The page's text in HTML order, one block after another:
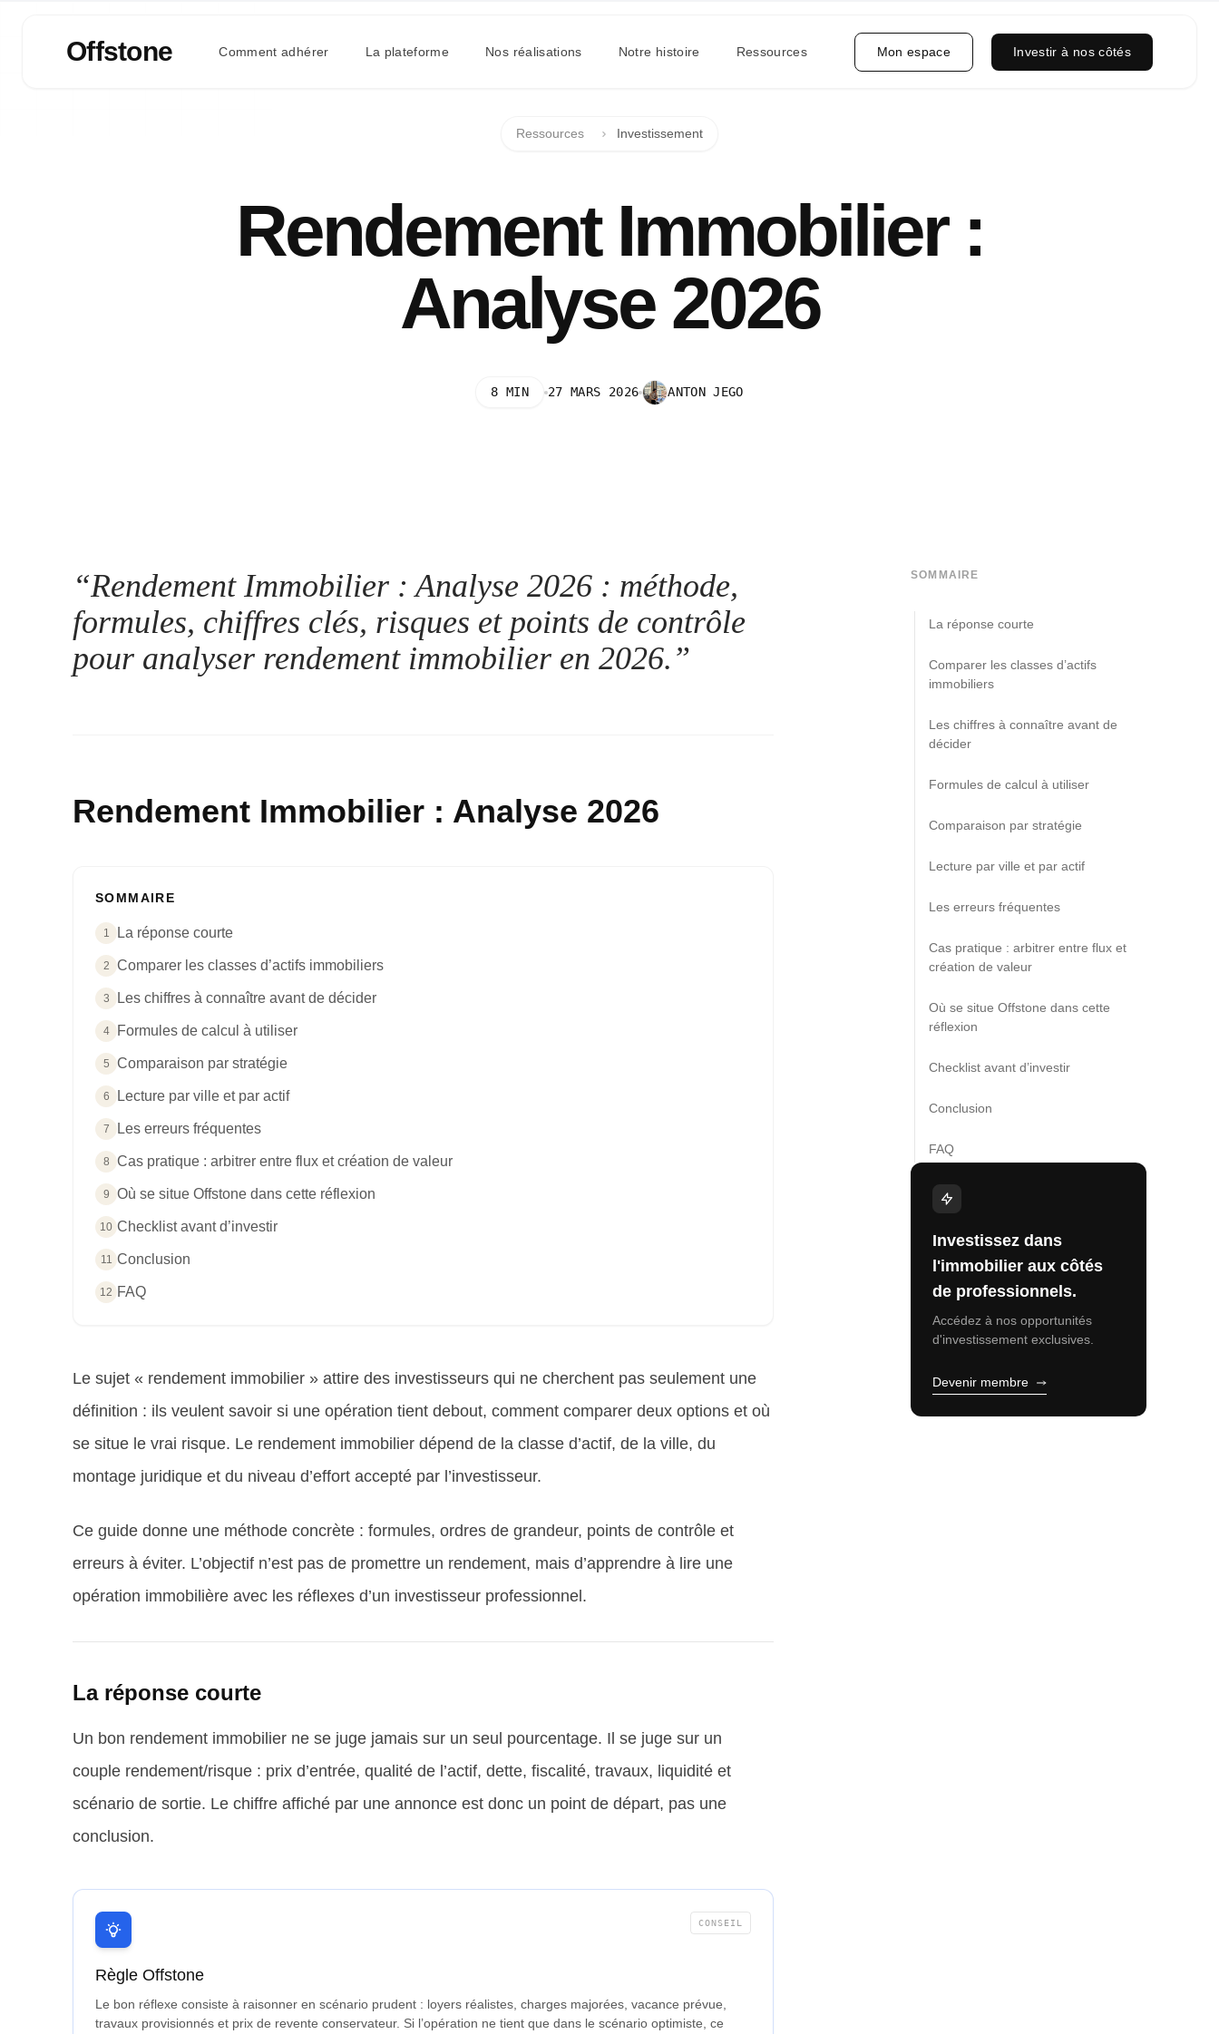
Offstone Comment adhérer La plateforme Nos réalisations Notre histoire Ressources Mon espace Investir à nos côtés
Ressources Investissement
Rendement Immobilier :
Analyse 2026
8 MIN 27 MARS 2026 ANTON JEGO
“Rendement Immobilier : Analyse 2026 : méthode,
formules, chiffres clés, risques et points de contrôle
pour analyser rendement immobilier en 2026. ”
Rendement Immobilier : Analyse 2026
SOMMAIRE
1 La réponse courte
2 Comparer les classes d’actifs immobiliers
3 Les chiffres à connaître avant de décider
4 Formules de calcul à utiliser
5 Comparaison par stratégie
6 Lecture par ville et par actif
7 Les erreurs fréquentes
8 Cas pratique : arbitrer entre flux et création de valeur
9 Où se situe Offstone dans cette réflexion
10 Checklist avant d’investir
11 Conclusion
12 FAQ
Le sujet « rendement immobilier » attire des investisseurs qui ne cherchent pas seulement une
définition : ils veulent savoir si une opération tient debout, comment comparer deux options et où
se situe le vrai risque. Le rendement immobilier dépend de la classe d’actif, de la ville, du
montage juridique et du niveau d’effort accepté par l’investisseur.
Ce guide donne une méthode concrète : formules, ordres de grandeur, points de contrôle et
erreurs à éviter. L’objectif n’est pas de promettre un rendement, mais d’apprendre à lire une
opération immobilière avec les réflexes d’un investisseur professionnel.
La réponse courte
Un bon rendement immobilier ne se juge jamais sur un seul pourcentage. Il se juge sur un
couple rendement/risque : prix d’entrée, qualité de l’actif, dette, fiscalité, travaux, liquidité et
scénario de sortie. Le chiffre affiché par une annonce est donc un point de départ, pas une
conclusion.
CONSEIL
Règle Offstone
Le bon réflexe consiste à raisonner en scénario prudent : loyers réalistes, charges majorées, vacance prévue,
travaux provisionnés et prix de revente conservateur. Si l’opération ne tient que dans le scénario optimiste, ce
SOMMAIRE
La réponse courte
Comparer les classes d’actifs
immobiliers
Les chiffres à connaître avant de
décider
Formules de calcul à utiliser
Comparaison par stratégie
Lecture par ville et par actif
Les erreurs fréquentes
Cas pratique : arbitrer entre flux et
création de valeur
Où se situe Offstone dans cette
réflexion
Checklist avant d’investir
Conclusion
FAQ
Investissez dans
l'immobilier aux côtés
de professionnels.
Accédez à nos opportunités
d'investissement exclusives.
Devenir membre